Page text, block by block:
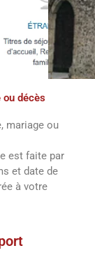
décès
mariage ou
est faite par
et date de
à votre